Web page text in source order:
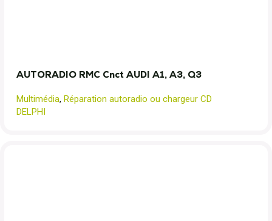
AUTORADIO RMC Cnct AUDI A1, A3, Q3
Multimédia, Réparation autoradio ou chargeur CD
DELPHI